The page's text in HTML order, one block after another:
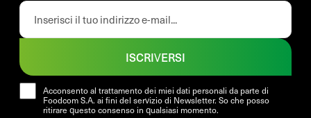
Acconsento al trattamento dei miei dati personali da parte di
Foodcom S.A. ai fini del servizio di Newsletter. So che posso
ritirare questo consenso in qualsiasi momento.
ISCRIVERSI